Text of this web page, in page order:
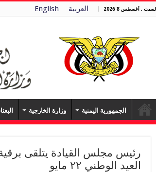
السبت , أغسطس 8 2026 العربية English
الجمهورية اليمنية وزارة الخارجية
رئيس مجلس القيادة يتلقى
العيد الوطني ٢٢ مايو